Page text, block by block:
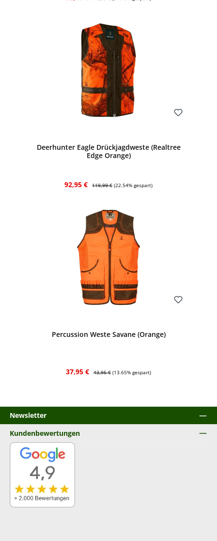
Deerhunter Eagle Drückjagdweste (Realtree
Edge Orange)
Verkaufspreis:
92,95 € Regulärer Preis:
119,99 € (22.54% gespart)
Percussion Weste Savane (Orange)
Verkaufspreis:
37,95 € Regulärer Preis:
43,95 € (13.65% gespart)
Newsletter
Kundenbewertungen